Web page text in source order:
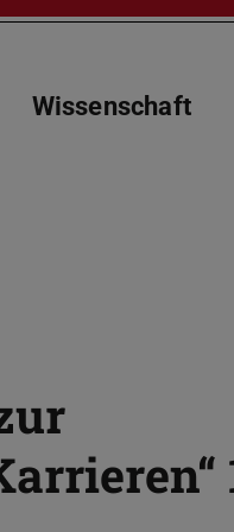
Wissenschaft